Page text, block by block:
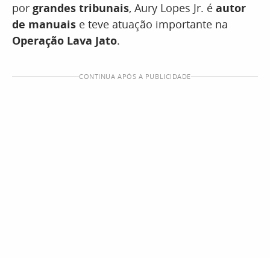
por grandes tribunais, Aury Lopes Jr. é autor
de manuais e teve atuação importante na
Operação Lava Jato.
CONTINUA APÓS A PUBLICIDADE